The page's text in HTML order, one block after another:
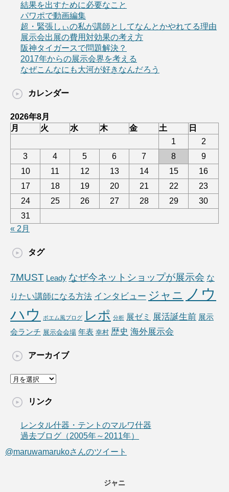
結果を出すために必要なこと
パワポで動画編集
超・緊張しぃの私が講師としてなんとかやれてる理由
展示会出展の費用対効果の考え方
阪神タイガースで問題解決？
2017年からの展示会界を考える
なぜこんなにも大河が好きなんだろう
カレンダー
2026年8月
月
火 水 木 金 土
日
1
2
3
4 5 6 7 8
9
10
11 12 13 14 15
16
17
18 19 20 21 22
23
24
25 26 27 28 29
30
31
« 2月
タグ
7MUST Leady なぜ今ネットショップが展示会 な
りたい講師になる方法 インタビュー ジャニ ノウ
ハウ
ポエム風ブログ レポ 分析 展ゼミ 展活誕生前 展示
会ランチ 展示会会場 年表 幸村 歴史 海外展示会
アーカイブ
ア
カ
リンク
レンタル什器・テントのマルワ什器
過去ブログ（2005年～2011年）
@maruwamarukoさんのツイート
ジャニ